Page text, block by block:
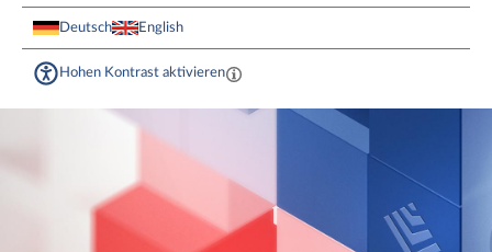
Deutsch English
Hohen Kontrast aktivieren